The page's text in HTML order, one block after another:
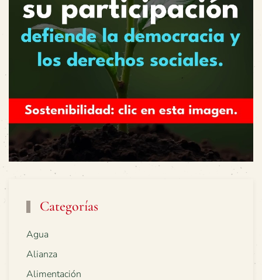
Categorías
Agua
Alianza
Alimentación